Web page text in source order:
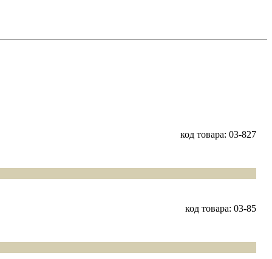
код товара: 03-827
код товара: 03-85